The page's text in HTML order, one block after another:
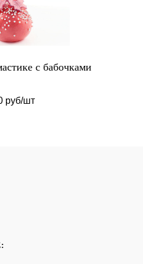
с бабочками
руб/шт